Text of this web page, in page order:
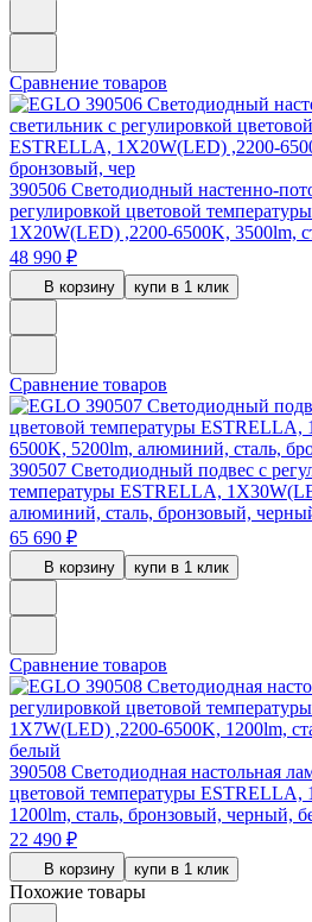
Сравнение товаров
390506 Светодиодный настенно-
регулировкой цветовой
1X20W(LED) ,2200-6500K, 3500lm,
48 990 ₽
В корзину купи в 1 клик
Сравнение товаров
390507 Светодиодный подвес с
температуры ESTRELLA,
алюминий, сталь, бронзовый,
65 690 ₽
В корзину купи в 1 клик
Сравнение товаров
390508 Светодиодная настольная
цветовой температуры
1200lm, сталь, бронзовый, черный,
22 490 ₽
В корзину купи в 1 клик
Похожие товары